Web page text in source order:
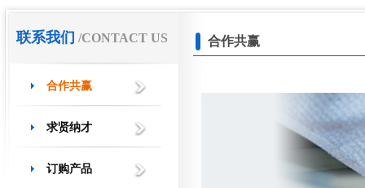
联系我们 /CONTACT US
合作共赢
求贤纳才
订购产品
合作共赢